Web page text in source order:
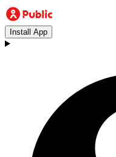
Install App